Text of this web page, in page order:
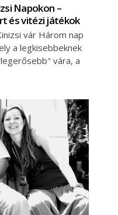
Napokon –
és vitézi játékok
vár Három nap
a legkisebbeknek
vára, a